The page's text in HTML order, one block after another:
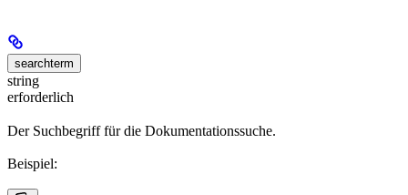
searchterm
string
erforderlich
Der Suchbegriff für die Dokumentationssuche.
Beispiel: